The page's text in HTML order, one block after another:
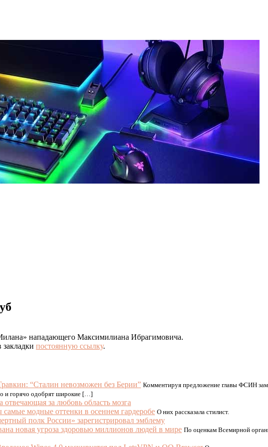
нападающего Максимилиана Ибрагимовича.
закладки постоянную ссылку.
“Сталин невозможен без Берии” Комментируя предложение главы ФСИН
и горячо одобрят широкие […]
за любовь область мозга
самые модные оттенки в осеннем гардеробе О них рассказала стилист.
полк России» зарегистрировал эмблему
новая угроза здоровью миллионов людей в мире По оценкам Всемирной